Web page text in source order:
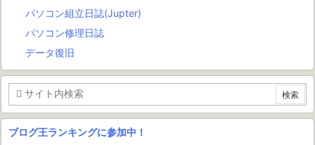
パソコン組立日誌(Jupter)
パソコン修理日誌
データ復旧
ブログ王ランキングに参加中！